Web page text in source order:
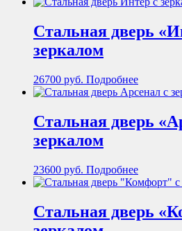
Стальная дверь
зеркалом
26700 руб. Подробнее
Стальная дверь
зеркалом
23600 руб. Подробнее
Стальная дверь